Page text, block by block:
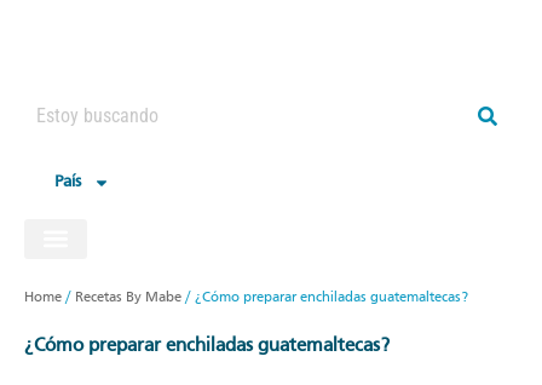
País
Home / Recetas By Mabe / ¿Cómo preparar enchiladas guatemaltecas?
¿cómo preparar enchiladas guatemaltecas?